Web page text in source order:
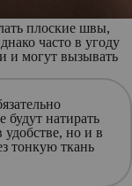
плоские швы,
часто в угоду
и могут вызывать
будут натирать
но и в
тонкую ткань